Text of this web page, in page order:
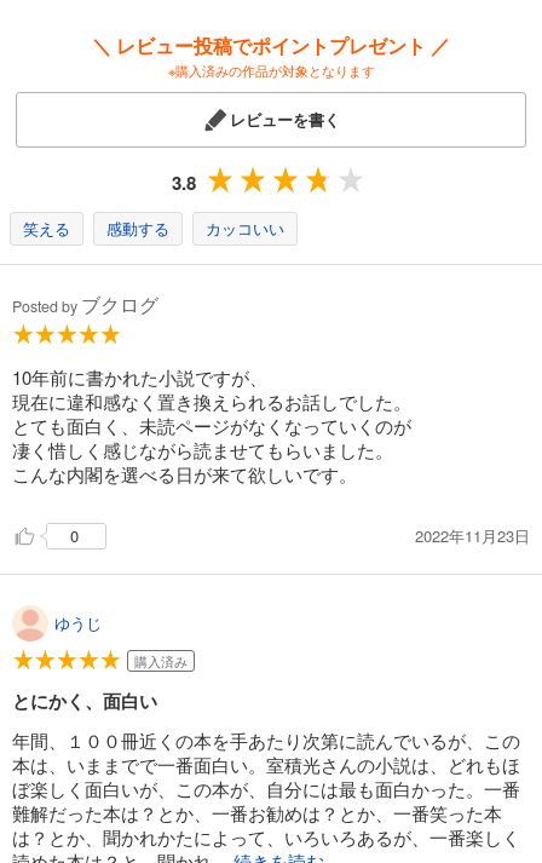
＼ レビュー投稿でポイントプレゼント ／
※購入済みの作品が対象となります
レビューを書く
3.8
笑える 感動する カッコいい
Posted by ブクログ
10年前に書かれた小説ですが、
現在に違和感なく置き換えられるお話しでした。
とても面白く、未読ページがなくなっていくのが
凄く惜しく感じながら読ませてもらいました。
こんな内閣を選べる日が来て欲しいです。
0 2022年11月23日
ゆうじ
購入済み
とにかく、面白い
年間、１００冊近くの本を手あたり次第に読んでいるが、この
本は、いままでで一番面白い。室積光さんの小説は、どれもほ
ぼ楽しく面白いが、この本が、自分には最も面白かった。一番
難解だった本は？とか、一番お勧めは？とか、一番笑った本
は？とか、聞かれかたによって、いろいろあるが、一番楽しく